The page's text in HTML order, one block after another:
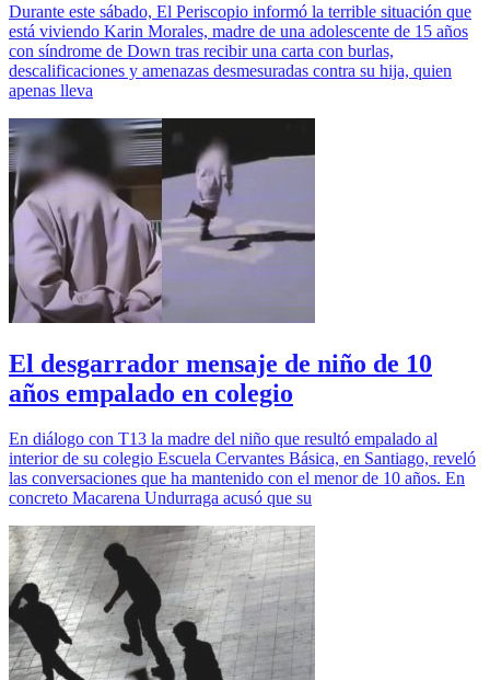
Durante este sábado, El Periscopio informó la terrible situación que
está viviendo Karin Morales, madre de una adolescente de 15 años
con síndrome de Down tras recibir una carta con burlas,
descalificaciones y amenazas desmesuradas contra su hija, quien
apenas lleva
El desgarrador mensaje de niño de 10
años empalado en colegio
En diálogo con T13 la madre del niño que resultó empalado al
interior de su colegio Escuela Cervantes Básica, en Santiago, reveló
las conversaciones que ha mantenido con el menor de 10 años. En
concreto Macarena Undurraga acusó que su